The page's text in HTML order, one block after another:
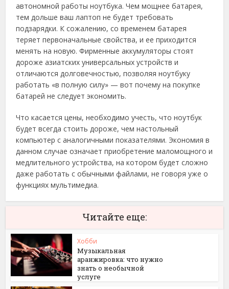
автономной работы ноутбука. Чем мощнее батарея,
тем дольше ваш лаптоп не будет требовать
подзарядки. К сожалению, со временем батарея
теряет первоначальные свойства, и ее приходится
менять на новую. Фирменные аккумуляторы стоят
дороже азиатских универсальных устройств и
отличаются долговечностью, позволяя ноутбуку
работать «в полную силу» — вот почему на покупке
батарей не следует экономить.
Что касается цены, необходимо учесть, что ноутбук
будет всегда стоить дороже, чем настольный
компьютер с аналогичными показателями. Экономия в
данном случае означает приобретение маломощного и
медлительного устройства, на котором будет сложно
даже работать с обычными файлами, не говоря уже о
функциях мультимедиа.
Читайте еще:
Хобби
Музыкальная
аранжировка: что нужно
знать о необычной
услуге